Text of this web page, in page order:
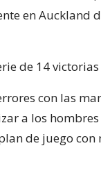
en Auckland
de 14 victorias
con las
a los
de juego